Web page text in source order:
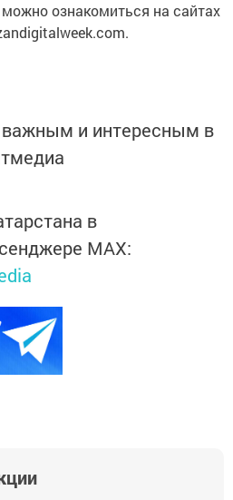
ознакомиться на сайтах
и интересным в
в
MАХ: